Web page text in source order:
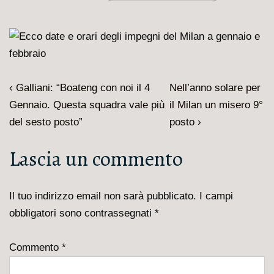
Navigazione
articoli
L'articolo
precedente
è
‹ Galliani: “Boateng con noi il 4
Gennaio. Questa squadra vale più
del sesto posto”
Il
prossimo
articolo
Nell’anno solare per
il Milan un misero 9°
posto ›
Lascia un commento
Il tuo indirizzo email non sarà pubblicato. I campi
obbligatori sono contrassegnati *
Commento *